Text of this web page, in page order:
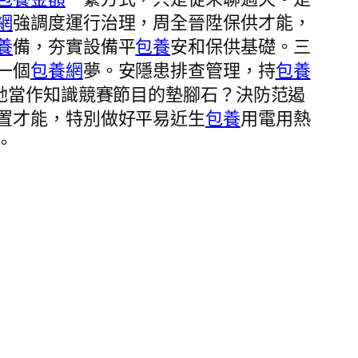
強調度運行治理，周全晉陞保供才能，
備，夯實設備平包養安和保供基礎。三
個包養網夢。安隱患排查管理，持包養
作知識競賽節目的墊腳石？決防范遏
才能，特別做好平易近生包養用電用熱